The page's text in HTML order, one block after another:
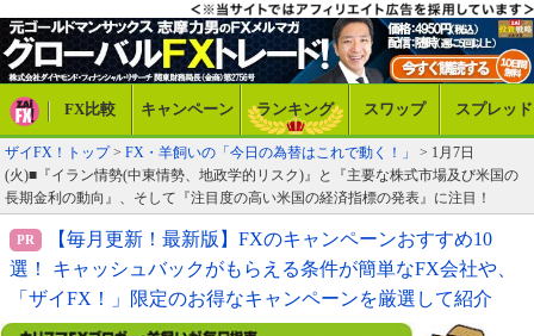
FX比較 キャンペーン ランキング スワップ スプレッド
ザイFX！トップ> FX・羊飼いの「今日の為替はこれで動く！」
> 1月7日
(火)■『イラン情勢(中東情勢、地政学的リスク)』と『主要な株式市場及び米国の
長期金利の動向』、そして『注目度の高い米国の経済指標の発表』に注目！
【毎月更新！最新版】FXのキャンペーンおすすめ10
選！ キャッシュバックがもらえる条件が簡単なFX会社や、
「ザイFX！」限定のお得なキャンペーンを厳選して紹介